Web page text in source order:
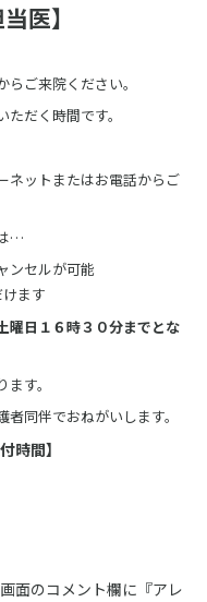
医】
ご来院ください。
だく時間です。
ネットまたはお電話からご
…
ンセルが可能
ます
曜日１６時３０分までとな
す。
同伴でおねがいします。
時間】
面のコメント欄に『アレ